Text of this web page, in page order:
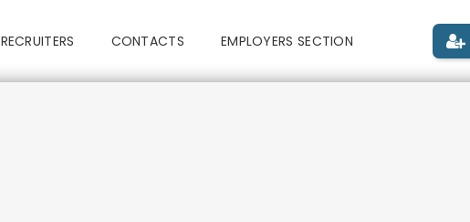
RECRUITERS CONTACTS EMPLOYERS SECTION